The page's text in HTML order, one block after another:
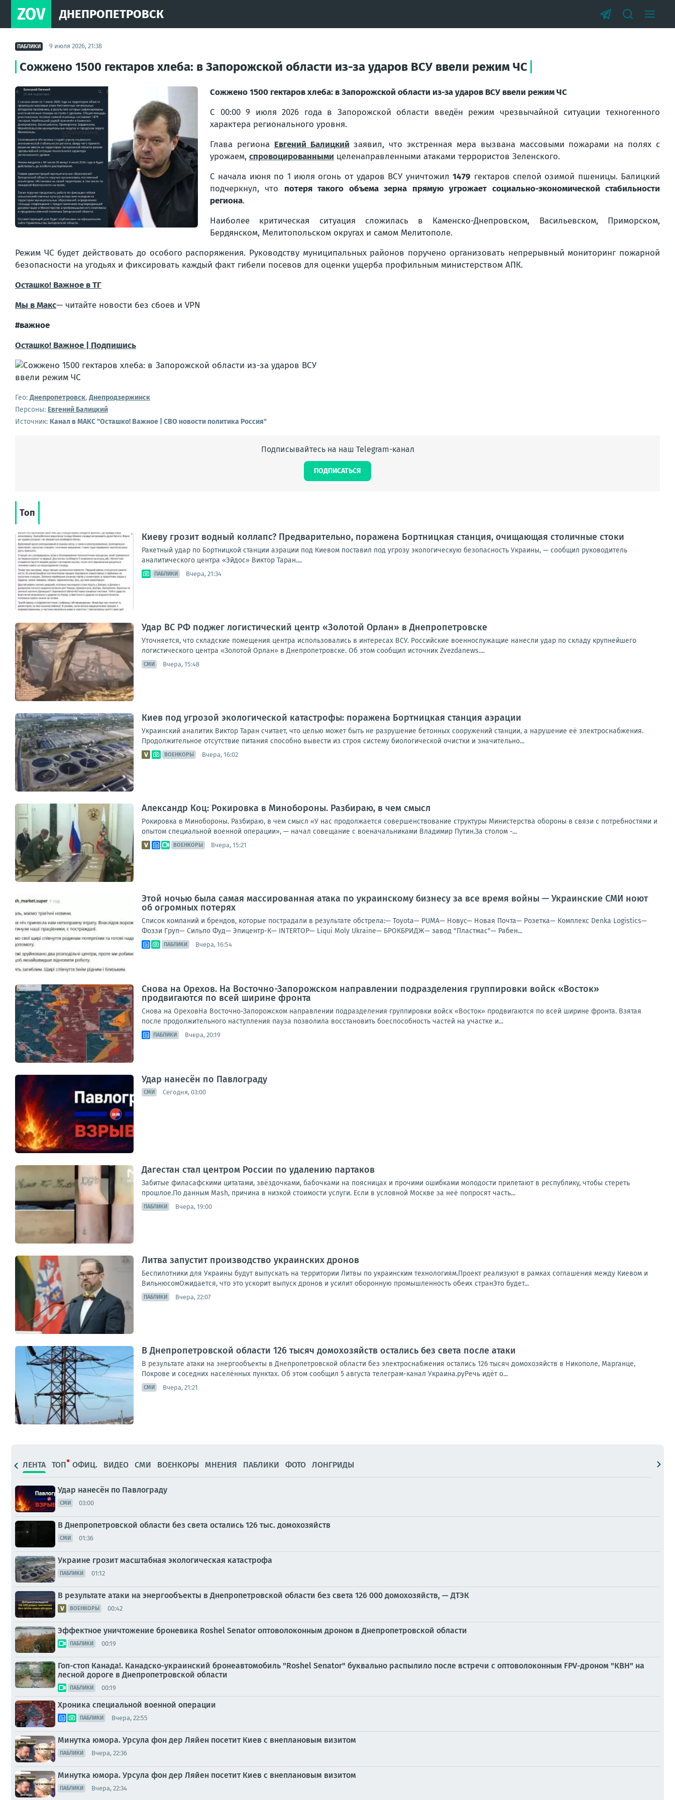
ZOV ДНЕПРОПЕТРОВСК
ПАБЛИКИ 9 июля 2026, 21:38
Сожжено 1500 гектаров хлеба: в Запорожской области из-за ударов ВСУ ввели режим ЧС
Сожжено 1500 гектаров хлеба: в Запорожской области из-за ударов ВСУ ввели режим ЧС
С 00:00 9 июля 2026 года в Запорожской области введён режим чрезвычайной ситуации техногенного
характера регионального уровня.
Глава региона Евгений Балицкий заявил, что экстренная мера вызвана массовыми пожарами на полях с
урожаем, спровоцированными целенаправленными атаками террористов Зеленского.
С начала июня по 1 июля огонь от ударов ВСУ уничтожил1479 гектаров спелой озимой пшеницы. Балицкий
подчеркнул, что потеря такого объема зерна прямую угрожает социально-экономической стабильности
региона.
Наиболее критическая ситуация сложилась в Каменско-Днепровском, Васильевском, Приморском,
Бердянском, Мелитопольском округах и самом Мелитополе.
Режим ЧС будет действовать до особого распоряжения. Руководству муниципальных районов поручено организовать непрерывный мониторинг пожарной
безопасности на угодьях и фиксировать каждый факт гибели посевов для оценки ущерба профильным министерством АПК.
Осташко! Важное в ТГ
Мы в Макс— читайте новости без сбоев и VPN
#важное
Осташко! Важное | Подпишись
Гео:Днепропетровск,Днепродзержинск
Персоны: Евгений Балицкий
Источник: Канал в МАКС "Осташко! Важное | СВО новости политика Россия"
Подписывайтесь на наш Telegram-канал
ПОДПИСАТЬСЯ
Топ
Киеву грозит водный коллапс? Предварительно, поражена Бортницкая станция, очищающая столичные стоки
Ракетный удар по Бортницкой станции аэрации под Киевом поставил под угрозу экологическую безопасность Украины, — сообщил руководитель
аналитического центра «Эйдос» Виктор Таран....
ПАБЛИКИ Вчера, 21:34
Удар ВС РФ поджег логистический центр «Золотой Орлан» в Днепропетровске
Уточняется, что складские помещения центра использовались в интересах ВСУ. Российские военнослужащие нанесли удар по складу крупнейшего
логистического центра «Золотой Орлан» в Днепропетровске. Об этом сообщил источник Zvezdanews....
СМИ Вчера, 15:48
Киев под угрозой экологической катастрофы: поражена Бортницкая станция аэрации
Украинский аналитик Виктор Таран считает, что целью может быть не разрушение бетонных сооружений станции, а нарушение её электроснабжения.
Продолжительное отсутствие питания способно вывести из строя систему биологической очистки и значительно...
ВОЕНКОРЫ Вчера, 16:02
Александр Коц: Рокировка в Минобороны. Разбираю, в чем смысл
Рокировка в Минобороны. Разбираю, в чем смысл «У нас продолжается совершенствование структуры Министерства обороны в связи с потребностями и
опытом специальной военной операции», — начал совещание с военачальниками Владимир Путин.За столом -...
ВОЕНКОРЫ Вчера, 15:21
Этой ночью была самая массированная атака по украинскому бизнесу за все время войны — Украинские СМИ ноют
об огромных потерях
Список компаний и брендов, которые пострадали в результате обстрела:— Toyota— PUMA— Новус— Новая Почта— Розетка— Комплекс Denka Logistics—
Фоззи Груп— Сильпо Фуд— Эпицентр-К— INTERTOP— Liqui Moly Ukraine— БРОКБРИДЖ— завод "Пластмас"— Рабен...
ПАБЛИКИ Вчера, 16:54
Снова на Орехов. На Восточно-Запорожском направлении подразделения группировки войск «Восток»
продвигаются по всей ширине фронта
Снова на ОреховНа Восточно-Запорожском направлении подразделения группировки войск «Восток» продвигаются по всей ширине фронта. Взятая
после продолжительного наступления пауза позволила восстановить боеспособность частей на участке и...
ПАБЛИКИ Вчера, 20:19
Удар нанесён по Павлограду
СМИ Сегодня, 03:00
Дагестан стал центром России по удалению партаков
Забитые филасафскими цитатами, звёздочками, бабочками на поясницах и прочими ошибками молодости прилетают в республику, чтобы стереть
прошлое.По данным Mash, причина в низкой стоимости услуги. Если в условной Москве за неё попросят часть...
ПАБЛИКИ Вчера, 19:00
Литва запустит производство украинских дронов
Беспилотники для Украины будут выпускать на территории Литвы по украинским технологиям.Проект реализуют в рамках соглашения между Киевом и
ВильнюсомОжидается, что это ускорит выпуск дронов и усилит оборонную промышленность обеих странЭто будет...
ПАБЛИКИ Вчера, 22:07
В Днепропетровской области 126 тысяч домохозяйств остались без света после атаки
В результате атаки на энергообъекты в Днепропетровской области без электроснабжения остались 126 тысяч домохозяйств в Никополе, Марганце,
Покрове и соседних населённых пунктах. Об этом сообщил 5 августа телеграм-канал Украина.руРечь идёт о...
СМИ Вчера, 21:21
ЛЕНТА ТОП ОФИЦ. ВИДЕО СМИ ВОЕНКОРЫ МНЕНИЯ ПАБЛИКИ ФОТО ЛОНГРИДЫ
Удар нанесён по Павлограду
СМИ 03:00
В Днепропетровской области без света остались 126 тыс. домохозяйств
СМИ 01:36
Украине грозит масштабная экологическая катастрофа
ПАБЛИКИ 01:12
В результате атаки на энергообъекты в Днепропетровской области без света 126 000 домохозяйств, — ДТЭК
ВОЕНКОРЫ 00:42
Эффектное уничтожение броневика Roshel Senator оптоволоконным дроном в Днепропетровской области
ПАБЛИКИ 00:19
Гоп-стоп Канада!. Канадско-украинский бронеавтомобиль "Roshel Senator" буквально распылило после встречи с оптоволоконным FPV-дроном "КВН" на
лесной дороге в Днепропетровской области
ПАБЛИКИ 00:19
Хроника специальной военной операции
ПАБЛИКИ Вчера, 22:55
Минутка юмора. Урсула фон дер Ляйен посетит Киев с внеплановым визитом
ПАБЛИКИ Вчера, 22:36
Минутка юмора. Урсула фон дер Ляйен посетит Киев с внеплановым визитом
ПАБЛИКИ Вчера, 22:34